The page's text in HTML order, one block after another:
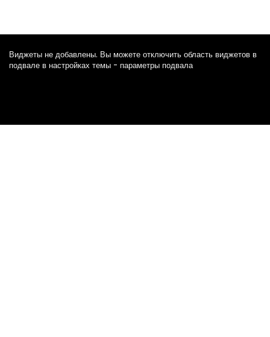
Виджеты не добавлены. Вы можете отключить область виджетов в
подвале в настройках темы - параметры подвала